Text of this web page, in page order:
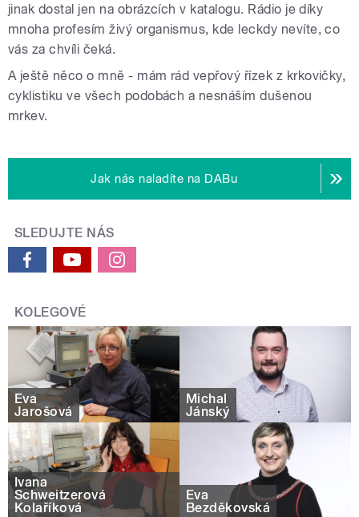
jinak dostal jen na obrázcích v katalogu. Rádio je díky
mnoha profesím živý organismus, kde leckdy nevíte, co
vás za chvíli čeká.
A ještě něco o mně - mám rád vepřový řízek z krkovičky,
cyklistiku ve všech podobách a nesnáším dušenou
mrkev.
Jak nás naladíte na DABu
SLEDUJTE NÁS
KOLEGOVÉ
Eva
Jarošová
Michal
Jánský
Ivana
Schweitzerová
Kolaříková
Eva
Bezděkovská